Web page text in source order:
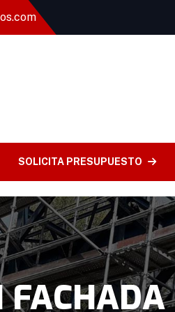
SOLICITA PRESUPUESTO